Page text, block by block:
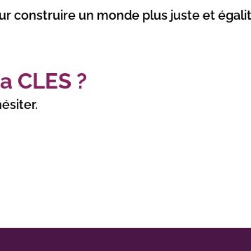
construire un monde plus juste et
CLES ?